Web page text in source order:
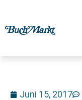
Juni 15, 2017